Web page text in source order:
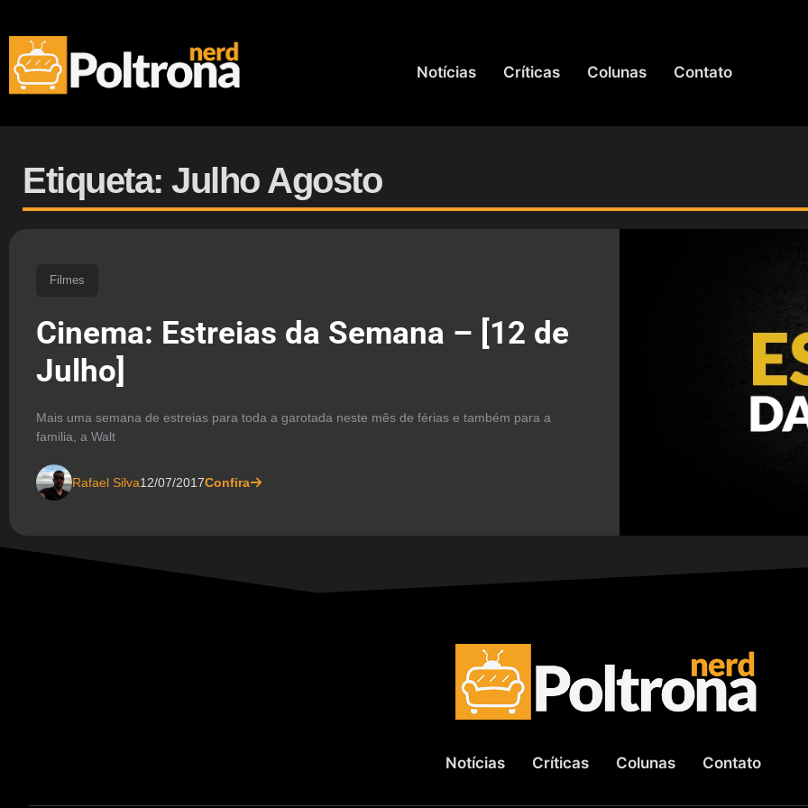
Notícias Críticas Colunas Contato
Etiqueta: Julho Agosto
Filmes
Cinema: Estreias da Semana – [12 de
Julho]
Mais uma semana de estreias para toda a garotada neste mês de férias e também para a
familia, a Walt
Rafael Silva12/07/2017Confira
Notícias Críticas Colunas Contato